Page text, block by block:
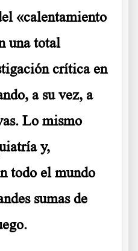
«calentamiento
una total
crítica en
a su vez, a
Lo mismo
y,
todo el mundo
sumas de